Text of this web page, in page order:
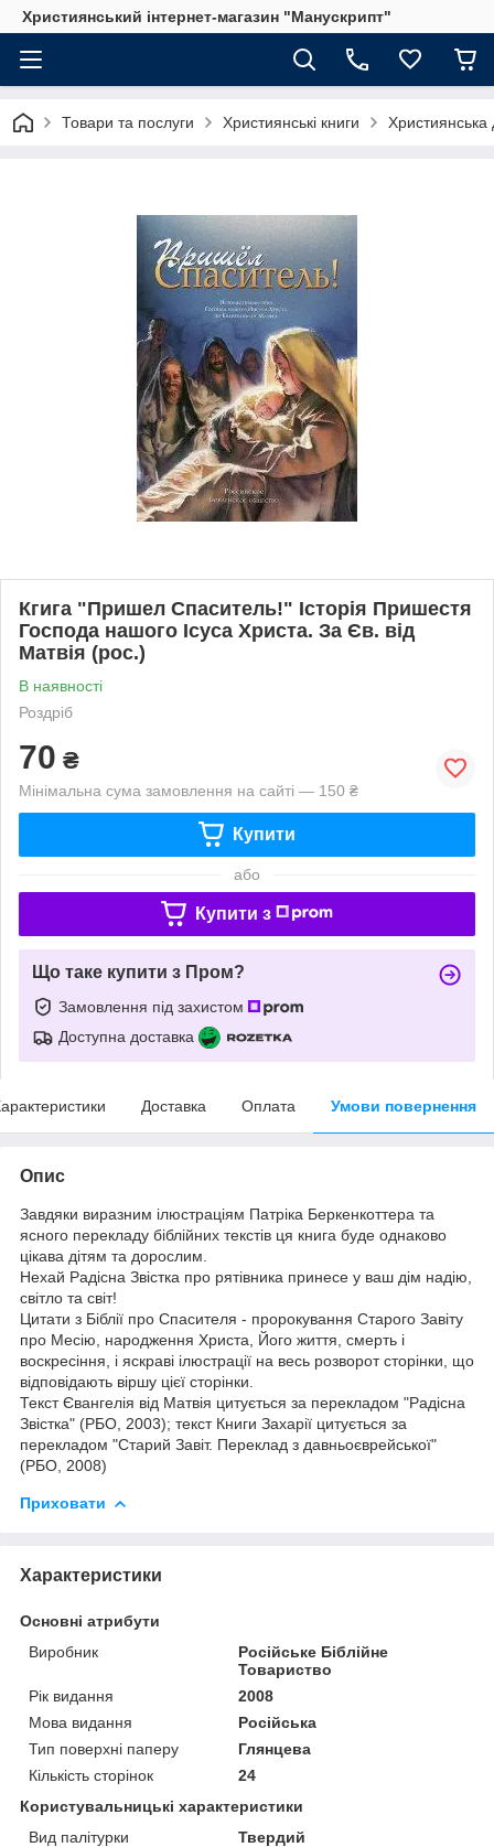
Християнський інтернет-магазин "Манускрипт"
Товари та послуги Християнські книги Християнська
Кгига "Пришел Спаситель!" Історія Пришестя
Господа нашого Ісуса Христа. За Єв. від
Матвія (рос.)
В наявності
Роздріб
70 ₴
Мінімальна сума замовлення на сайті — 150 ₴
Купити
або
Купити з
Що таке купити з Пром?
Замовлення під захистом
Доступна доставка
Доставка Оплата Умови повернення
Опис
Завдяки виразним ілюстраціям Патріка Беркенкоттера та
ясного перекладу біблійних текстів ця книга буде однаково
цікава дітям та дорослим.
Нехай Радісна Звістка про рятівника принесе у ваш дім надію,
світло та світ!
Цитати з Біблії про Спасителя - пророкування Старого Завіту
про Месію, народження Христа, Його життя, смерть і
воскресіння, і яскраві ілюстрації на весь розворот сторінки, що
відповідають віршу цієї сторінки.
Текст Євангелія від Матвія цитується за перекладом "Радісна
Звістка" (РБО, 2003); текст Книги Захарії цитується за
перекладом "Старий Завіт. Переклад з давньоєврейської"
(РБО, 2008)
Приховати
Характеристики
Основні атрибути
Виробник
Російське Біблійне
Товариство
Рік видання
2008
Мова видання
Російська
Тип поверхні паперу
Глянцева
Кількість сторінок
24
Користувальницькі характеристики
Вид палітурки
Твердий